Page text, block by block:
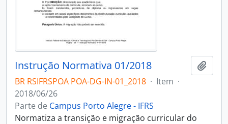
Instrução Normativa 01/2018
BR RSIFRSPOA POA-DG-IN-01_2018 · Item ·
2018/06/26
Parte de Campus Porto Alegre - IFRS
Normatiza a transição e migração curricular do